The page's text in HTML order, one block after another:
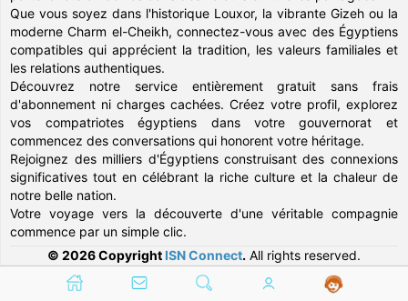
Que vous soyez dans l'historique Louxor, la vibrante Gizeh ou la
moderne Charm el-Cheikh, connectez-vous avec des Égyptiens
compatibles qui apprécient la tradition, les valeurs familiales et
les relations authentiques.
Découvrez notre service entièrement gratuit sans frais
d'abonnement ni charges cachées. Créez votre profil, explorez
vos compatriotes égyptiens dans votre gouvernorat et
commencez des conversations qui honorent votre héritage.
Rejoignez des milliers d'Égyptiens construisant des connexions
significatives tout en célébrant la riche culture et la chaleur de
notre belle nation.
Votre voyage vers la découverte d'une véritable compagnie
commence par un simple clic.
© 2026 Copyright ISN Connect. All rights reserved.